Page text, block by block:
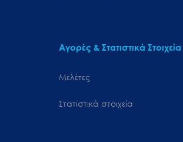
Αγορές & Στατιστικά Στοιχεία
Μελέτες
Στατιστικά στοιχεία